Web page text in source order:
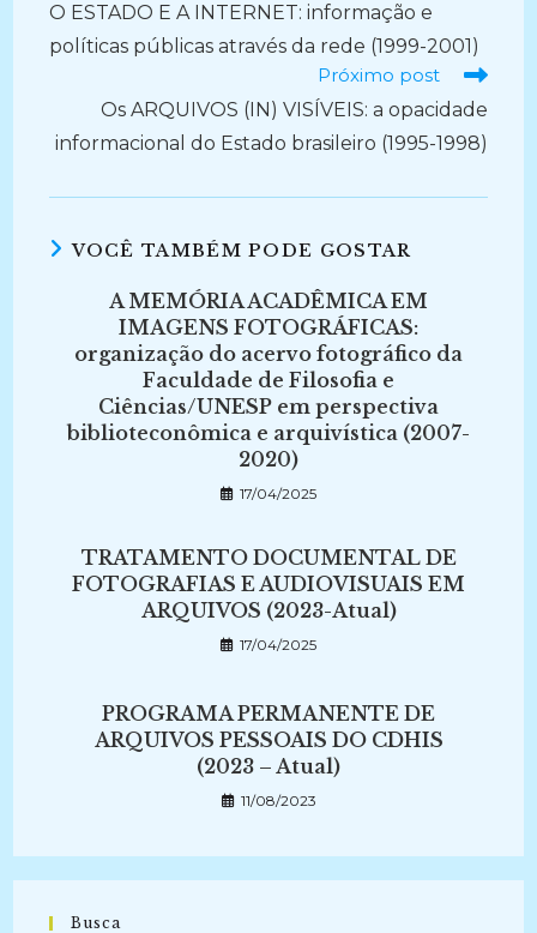
artigos
O ESTADO E A INTERNET: informação e
políticas públicas através da rede (1999-2001)
Próximo post
Os ARQUIVOS (IN) VISÍVEIS: a opacidade
informacional do Estado brasileiro (1995-1998)
VOCÊ TAMBÉM PODE GOSTAR
A MEMÓRIA ACADÊMICA EM
IMAGENS FOTOGRÁFICAS:
organização do acervo fotográfico da
Faculdade de Filosofia e
Ciências/UNESP em perspectiva
biblioteconômica e arquivística (2007-
2020)
17/04/2025
TRATAMENTO DOCUMENTAL DE
FOTOGRAFIAS E AUDIOVISUAIS EM
ARQUIVOS (2023-Atual)
17/04/2025
PROGRAMA PERMANENTE DE
ARQUIVOS PESSOAIS DO CDHIS
(2023 – Atual)
11/08/2023
Busca